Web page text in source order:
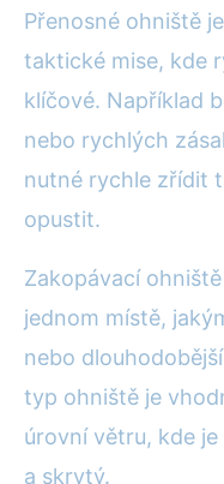
Přenosné ohniště
taktické mise, kde
klíčové. Například
nebo rychlých
nutné rychle zřídit
opustit.
Zakopávací
jednom místě,
nebo
typ ohniště je
úrovní větru, kde
a skrytý.